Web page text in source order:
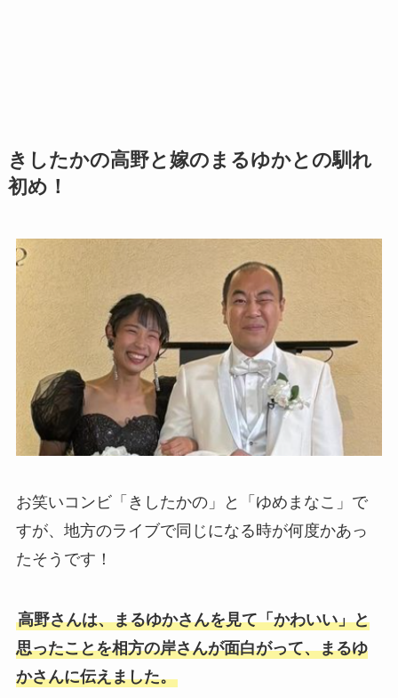
きしたかの高野と嫁のまるゆかとの馴れ
初め！
お笑いコンビ「きしたかの」と「ゆめまなこ」で
すが、地方のライブで同じになる時が何度かあっ
たそうです！
高野さんは、まるゆかさんを見て「かわいい」と
思ったことを相方の岸さんが面白がって、まるゆ
かさんに伝えました。